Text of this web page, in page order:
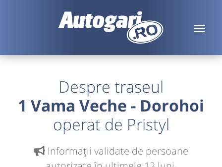
Despre traseul
1 Vama Veche - Dorohoi
operat de Pristyl
Informaţii validate de persoane